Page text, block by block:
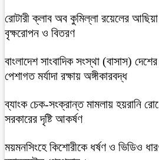
রোটারী ক্লাব অব কুমিল্লা রয়েলের আছিয়া
বৃক্ষরোপন ও বিতরণ
বাংলাদেশ সাংবাদিক সংস্থা (বাসাস)
পেশাগত মর্যাদা রক্ষায় অঙ্গীকারবদ্ধ
ব্যাংক চেক-সংক্রান্ত মামলায় হয়রানি
সরকারের দৃষ্টি আকর্ষণ
ময়মনসিংহে কিশোরীকে ধর্ষণ ও ভিডিও